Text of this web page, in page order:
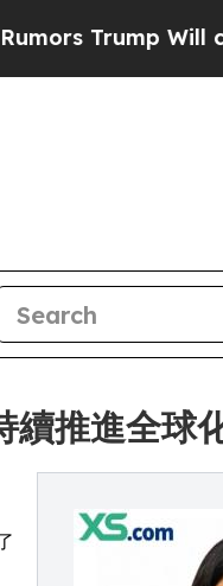
Will cut Pirro
推進全球